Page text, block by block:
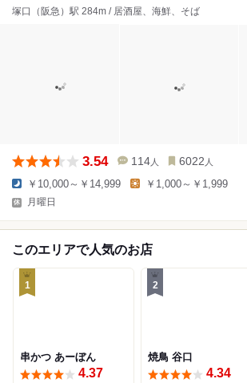
塚口（阪急）駅 284m / 居酒屋、海鮮、そば
3.54 114 人 6022 人
￥10,000～￥14,999 ￥1,000～￥1,999
月曜日
このエリアで人気のお店
1
串かつ あーぼん
4.37
2
焼鳥 谷口
4.34